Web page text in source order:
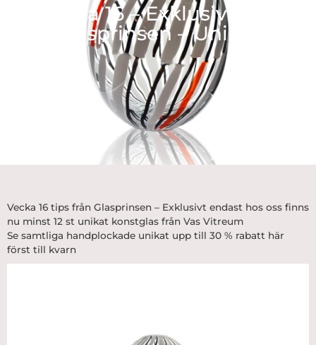
Vecka 16 – Exklusivt hos
glasprinsen – Unikat
Vecka 16 tips från Glasprinsen – Exklusivt endast hos oss finns
nu minst 12 st unikat konstglas från Vas Vitreum
Se samtliga handplockade unikat upp till 30 % rabatt här
först till kvarn